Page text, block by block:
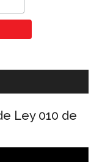
Ley 010 de